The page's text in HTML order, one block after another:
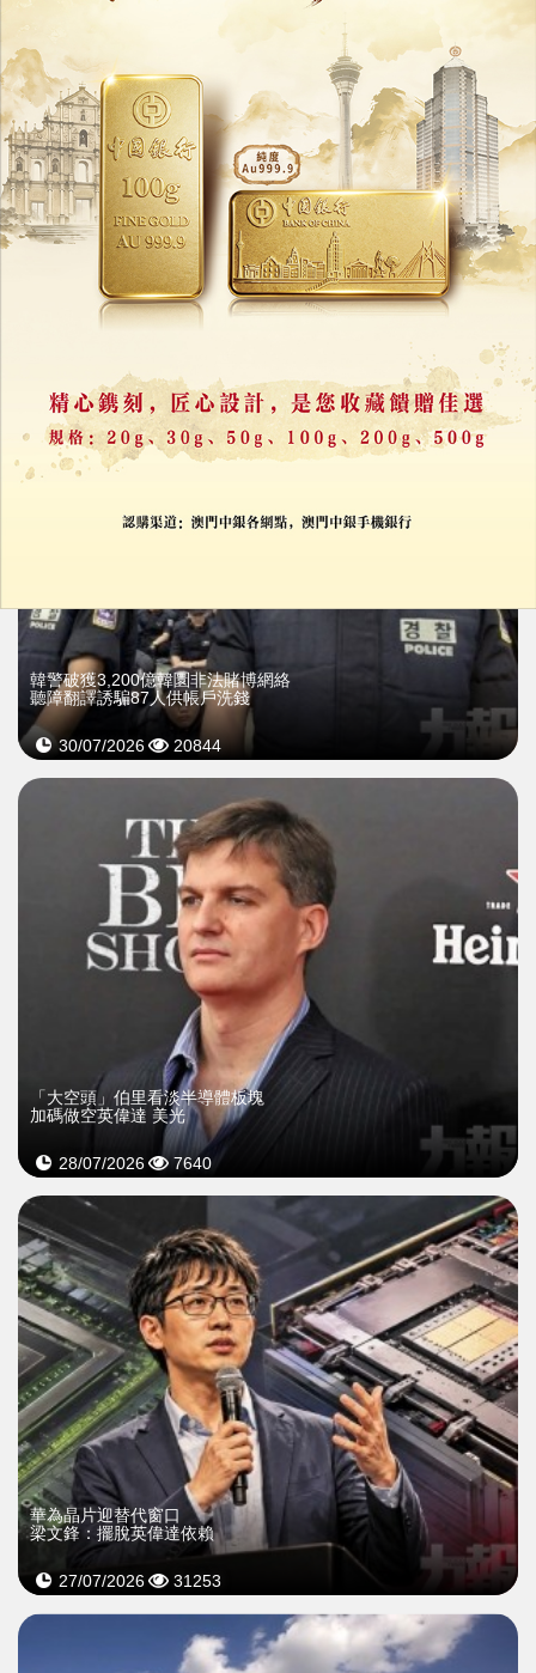
韓國央行13年後重啟購金
轉向加入全球增持黃金潮
04/08/2026 17079
韓警破獲3,200億韓圜非法賭博網絡
聽障翻譯誘騙87人供帳戶洗錢
30/07/2026 20844
「大空頭」伯里看淡半導體板塊
加碼做空英偉達 美光
28/07/2026 7640
華為晶片迎替代窗口
梁文鋒：擺脫英偉達依賴
27/07/2026 31253